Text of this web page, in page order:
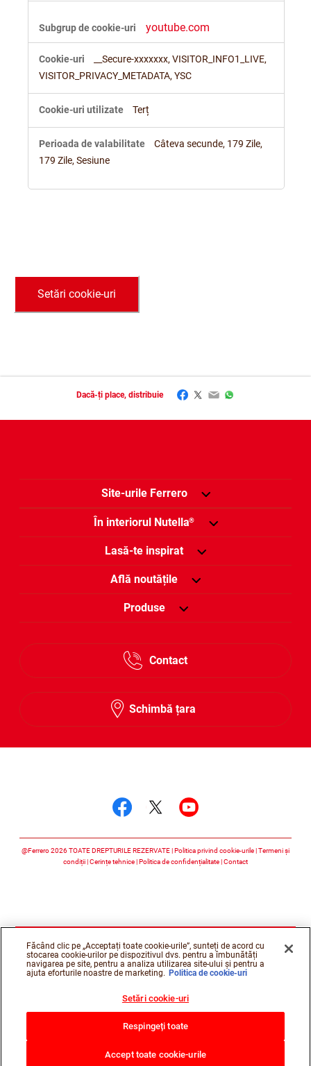
youtube.com
__Secure-xxxxxxx, VISITOR_INFO1_LIVE,
VISITOR_PRIVACY_METADATA, YSC
Terț
Câteva secunde, 179 Zile,
179 Zile, Sesiune
Setări cookie-uri
Dacă-ți place, distribuie Facebook
Twitter
EmailWhatsApp
Site-urile Ferrero
În interiorul Nutella®
Lasă-te inspirat
Află noutățile
Produse
Contact
Schimbă țara
@Ferrero 2026 TOATE DREPTURILE REZERVATE Politica privind cookie-urile Termeni și
condiții Cerințe tehnice Politica de confidențialitate Contact
Făcând clic pe „Acceptați toate cookie-urile”, sunteți de acord cu
stocarea cookie-urilor pe dispozitivul dvs. pentru a îmbunătăți
navigarea pe site, pentru a analiza utilizarea site-ului și pentru a
ajuta eforturile noastre de marketing. Politica de cookie-uri
Setări cookie-uri
Respingeți toate
Accept toate cookie-urile